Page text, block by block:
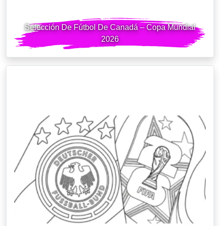
Selección De Fútbol De Canadá – Copa Mundial
2026